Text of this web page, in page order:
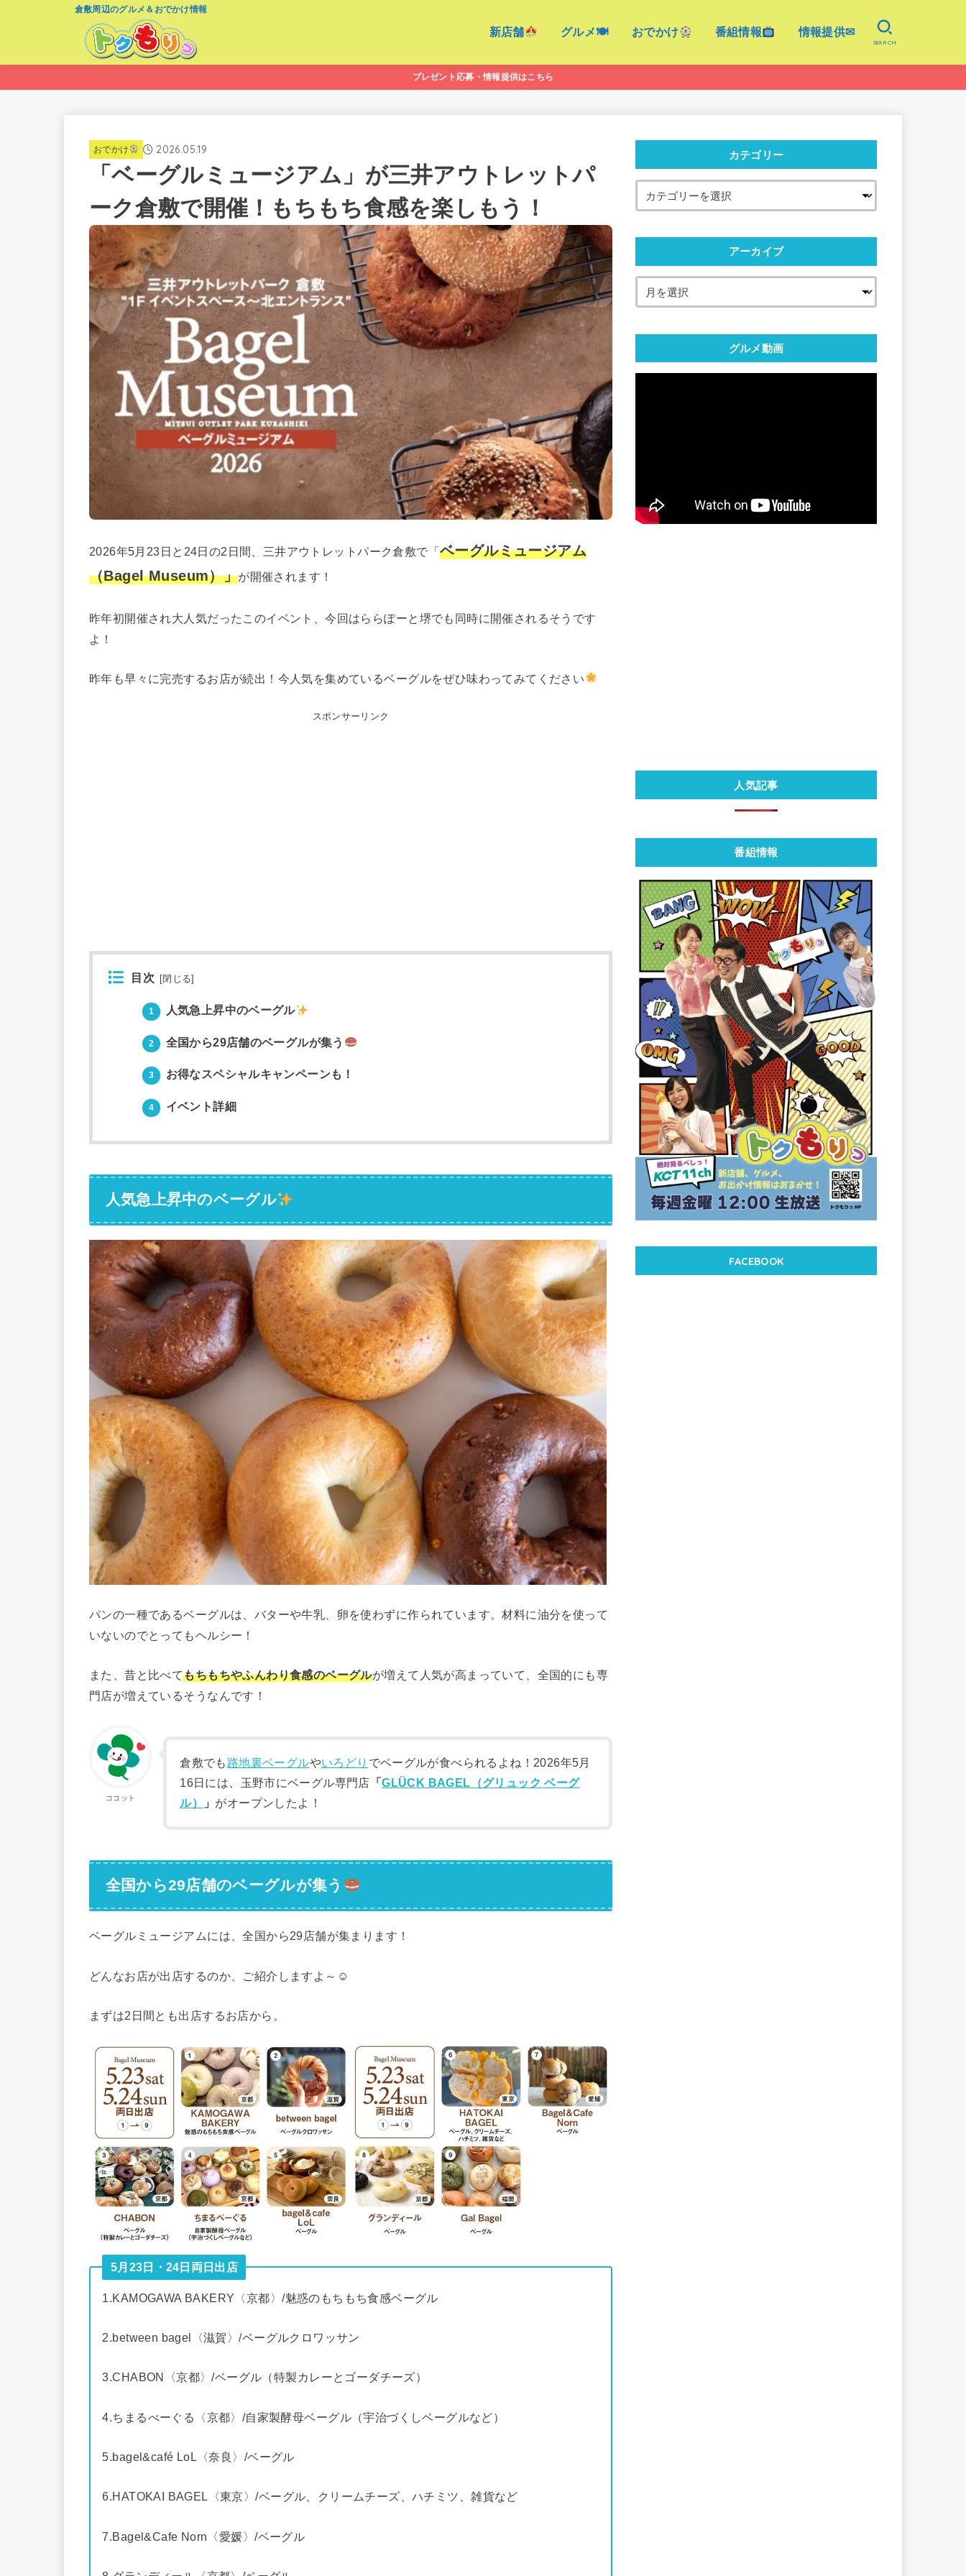
倉敷周辺のグルメ＆おでかけ情報
新店舗 グルメ🍽 おでかけ 番組情報 情報提供✉
SEARCH
プレゼント応募・情報提供はこちら
おでかけ 2026.05.19
「ベーグルミュージアム」が三井アウトレットパ
ーク倉敷で開催！もちもち食感を楽しもう！
2026年5月23日と24日の2日間、三井アウトレットパーク倉敷で「ベーグルミュージアム
（Bagel Museum）」が開催されます！
昨年初開催され大人気だったこのイベント、今回はららぽーと堺でも同時に開催されるそうです
よ！
昨年も早々に完売するお店が続出！今人気を集めているベーグルをぜひ味わってみてください
スポンサーリンク
目次 閉じる
1 人気急上昇中のベーグル
2 全国から29店舗のベーグルが集う
3 お得なスペシャルキャンペーンも！
4 イベント詳細
人気急上昇中のベーグル
パンの一種であるベーグルは、バターや牛乳、卵を使わずに作られています。材料に油分を使って
いないのでとってもヘルシー！
また、昔と比べてもちもちやふんわり食感のベーグルが増えて人気が高まっていて、全国的にも専
門店が増えているそうなんです！
ココット
倉敷でも 路地裏ベーグルやいろどり でベーグルが食べられるよね！2026年5月
16日には、玉野市にベーグル専門店 「GLÜCK BAGEL（グリュック ベーグ
ル）
」 がオープンしたよ！
全国から29店舗のベーグルが集う
ベーグルミュージアムには、全国から29店舗が集まります！
どんなお店が出店するのか、ご紹介しますよ～☺
まずは2日間とも出店するお店から。
5月23日・24日両日出店
1.KAMOGAWA BAKERY〈京都〉/魅惑のもちもち食感ベーグル
2.between bagel〈滋賀〉/ベーグルクロワッサン
3.CHABON〈京都〉/ベーグル（特製カレーとゴーダチーズ）
4.ちまるべーぐる〈京都〉/自家製酵母ベーグル（宇治づくしベーグルなど）
5.bagel&café LoL〈奈良〉/ベーグル
6.HATOKAI BAGEL〈東京〉/ベーグル、クリームチーズ、ハチミツ、雑貨など
7.Bagel&Cafe Norn〈愛媛〉/ベーグル
カテゴリー
アーカイブ
グルメ動画
人気記事
番組情報
FACEBOOK